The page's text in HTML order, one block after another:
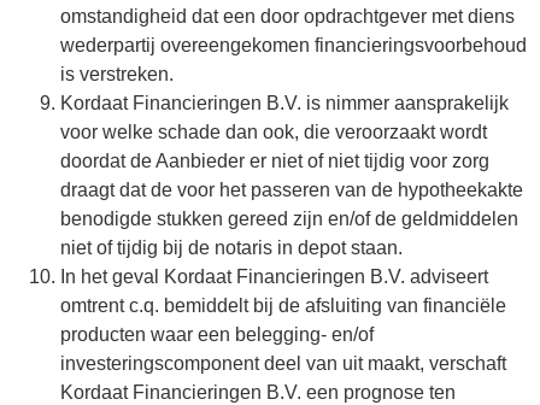
omstandigheid dat een door opdrachtgever met diens
wederpartij overeengekomen financieringsvoorbehoud
is verstreken.
Kordaat Financieringen B.V. is nimmer aansprakelijk
voor welke schade dan ook, die veroorzaakt wordt
doordat de Aanbieder er niet of niet tijdig voor zorg
draagt dat de voor het passeren van de hypotheekakte
benodigde stukken gereed zijn en/of de geldmiddelen
niet of tijdig bij de notaris in depot staan.
In het geval Kordaat Financieringen B.V. adviseert
omtrent c.q. bemiddelt bij de afsluiting van financiële
producten waar een belegging- en/of
investeringscomponent deel van uit maakt, verschaft
Kordaat Financieringen B.V. een prognose ten